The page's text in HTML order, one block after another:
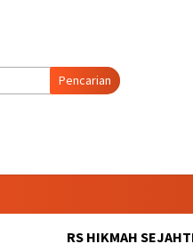
Pencarian
RS HIKMAH